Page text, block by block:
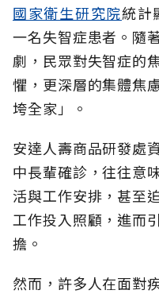
國家衛生研究院統計
一名失智症患者。隨
劇，民眾對失智症的
懼，更深層的集體焦
垮全家」。
安達人壽商品研發處
中長輩確診，往往意
活與工作安排，甚至
工作投入照顧，進而
擔。
然而，許多人在面對